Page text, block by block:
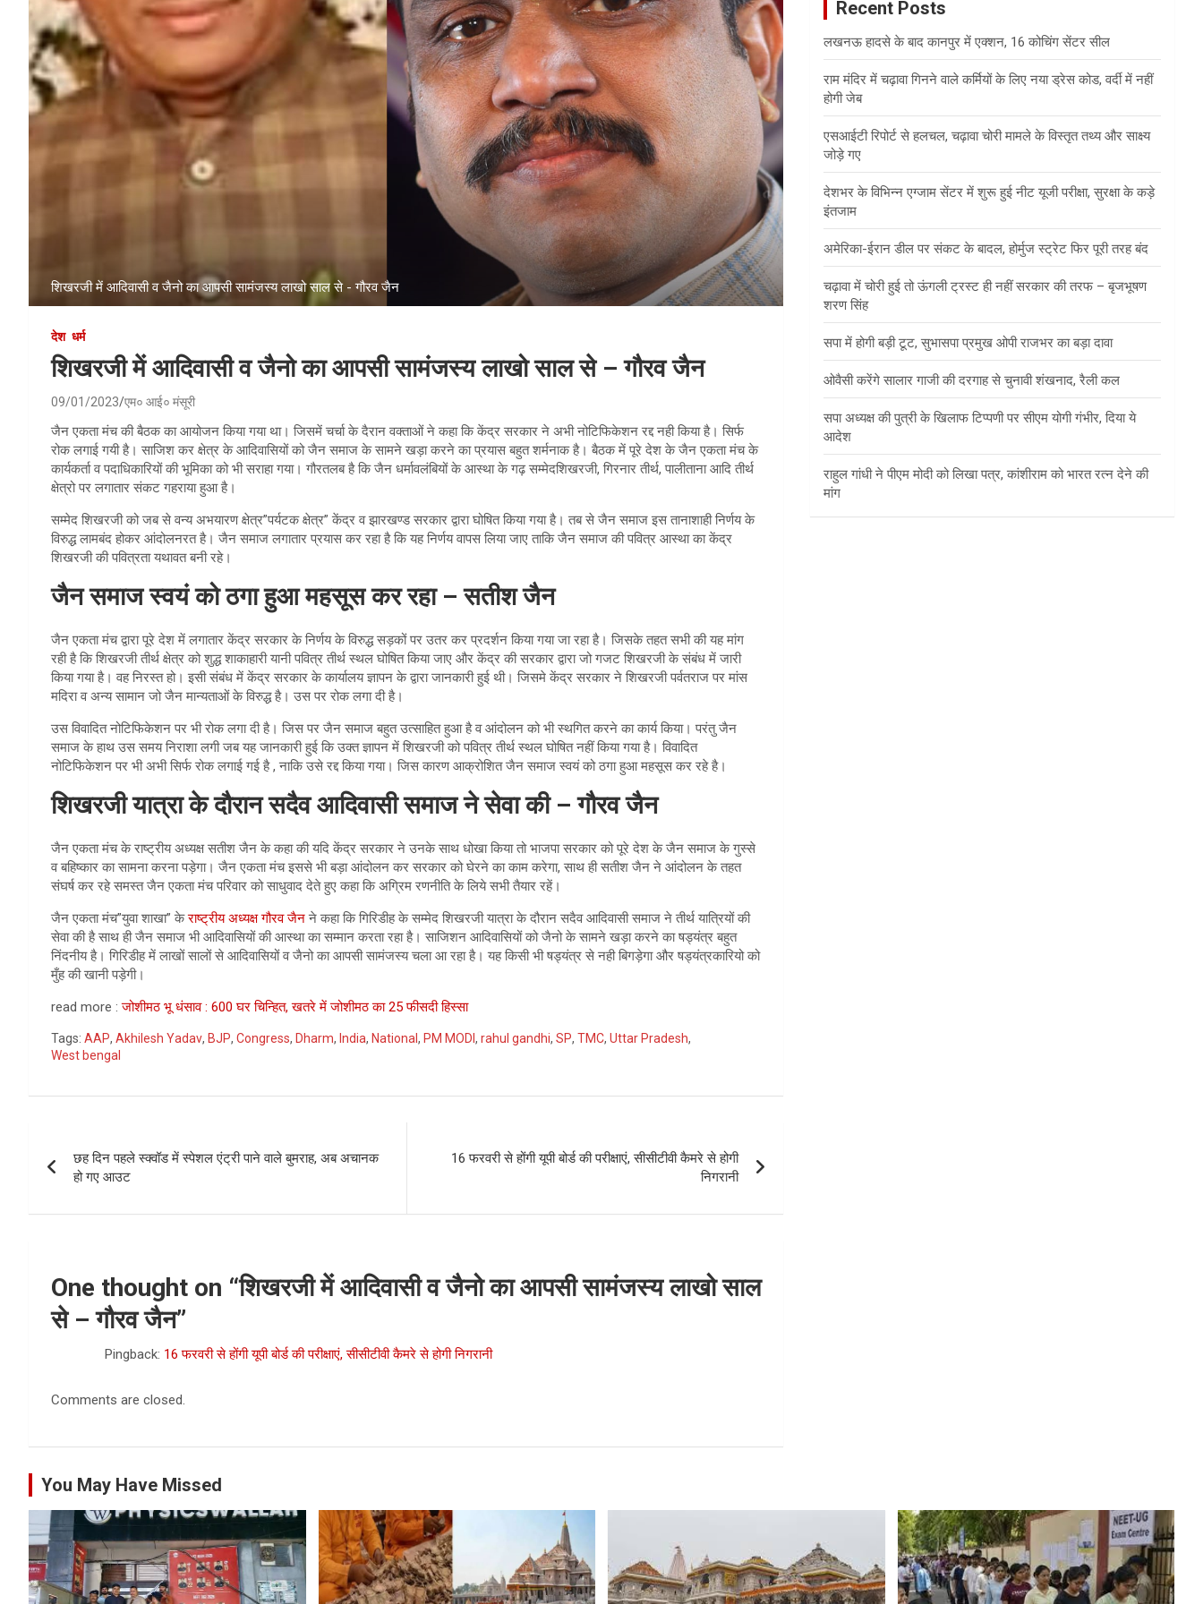
शिखरजी में आदिवासी व जैनो का आपसी सामंजस्य लाखो साल से - गौरव जैन
देश धर्म
शिखरजी में आदिवासी व जैनो का आपसी सामंजस्य लाखो साल से – गौरव जैन
09/01/2023 एम० आई० मंसूरी
जैन एकता मंच की बैठक का आयोजन किया गया था। जिसमें चर्चा के दैरान वक्ताओं ने कहा कि केंद्र सरकार ने अभी नोटिफिकेशन रद्द नही किया है। सिर्फ
रोक लगाई गयी है। साजिश कर क्षेत्र के आदिवासियों को जैन समाज के सामने खड़ा करने का प्रयास बहुत शर्मनाक है। बैठक में पूरे देश के जैन एकता मंच के
कार्यकर्ता व पदाधिकारियों की भूमिका को भी सराहा गया। गौरतलब है कि जैन धर्मावलंबियों के आस्था के गढ़ सम्मेदशिखरजी, गिरनार तीर्थ, पालीताना आदि तीर्थ
क्षेत्रो पर लगातार संकट गहराया हुआ है।
सम्मेद शिखरजी को जब से वन्य अभयारण क्षेत्र”पर्यटक क्षेत्र” केंद्र व झारखण्ड सरकार द्वारा घोषित किया गया है। तब से जैन समाज इस तानाशाही निर्णय के
विरुद्ध लामबंद होकर आंदोलनरत है। जैन समाज लगातार प्रयास कर रहा है कि यह निर्णय वापस लिया जाए ताकि जैन समाज की पवित्र आस्था का केंद्र
शिखरजी की पवित्रता यथावत बनी रहे।
जैन समाज स्वयं को ठगा हुआ महसूस कर रहा – सतीश जैन
जैन एकता मंच द्वारा पूरे देश में लगातार केंद्र सरकार के निर्णय के विरुद्ध सड़कों पर उतर कर प्रदर्शन किया गया जा रहा है। जिसके तहत सभी की यह मांग
रही है कि शिखरजी तीर्थ क्षेत्र को शुद्ध शाकाहारी यानी पवित्र तीर्थ स्थल घोषित किया जाए और केंद्र की सरकार द्वारा जो गजट शिखरजी के संबंध में जारी
किया गया है। वह निरस्त हो। इसी संबंध में केंद्र सरकार के कार्यालय ज्ञापन के द्वारा जानकारी हुई थी। जिसमे केंद्र सरकार ने शिखरजी पर्वतराज पर मांस
मदिरा व अन्य सामान जो जैन मान्यताओं के विरुद्ध है। उस पर रोक लगा दी है।
उस विवादित नोटिफिकेशन पर भी रोक लगा दी है। जिस पर जैन समाज बहुत उत्साहित हुआ है व आंदोलन को भी स्थगित करने का कार्य किया। परंतु जैन
समाज के हाथ उस समय निराशा लगी जब यह जानकारी हुई कि उक्त ज्ञापन में शिखरजी को पवित्र तीर्थ स्थल घोषित नहीं किया गया है। विवादित
नोटिफिकेशन पर भी अभी सिर्फ रोक लगाई गई है , नाकि उसे रद्द किया गया। जिस कारण आक्रोशित जैन समाज स्वयं को ठगा हुआ महसूस कर रहे है।
शिखरजी यात्रा के दौरान सदैव आदिवासी समाज ने सेवा की – गौरव जैन
जैन एकता मंच के राष्ट्रीय अध्यक्ष सतीश जैन के कहा की यदि केंद्र सरकार ने उनके साथ धोखा किया तो भाजपा सरकार को पूरे देश के जैन समाज के गुस्से
व बहिष्कार का सामना करना पड़ेगा। जैन एकता मंच इससे भी बड़ा आंदोलन कर सरकार को घेरने का काम करेगा, साथ ही सतीश जैन ने आंदोलन के तहत
संघर्ष कर रहे समस्त जैन एकता मंच परिवार को साधुवाद देते हुए कहा कि अग्रिम रणनीति के लिये सभी तैयार रहें।
जैन एकता मंच”युवा शाखा” केराष्ट्रीय अध्यक्ष गौरव जैनने कहा कि गिरिडीह के सम्मेद शिखरजी यात्रा के दौरान सदैव आदिवासी समाज ने तीर्थ यात्रियों की
सेवा की है साथ ही जैन समाज भी आदिवासियों की आस्था का सम्मान करता रहा है। साजिशन आदिवासियों को जैनो के सामने खड़ा करने का षड्यंत्र बहुत
निंदनीय है। गिरिडीह में लाखों सालों से आदिवासियों व जैनो का आपसी सामंजस्य चला आ रहा है। यह किसी भी षड्यंत्र से नही बिगड़ेगा और षड्यंत्रकारियो को
मुँह की खानी पड़ेगी।
read more :जोशीमठ भू धंसाव : 600 घर चिन्हित, खतरे में जोशीमठ का 25 फीसदी हिस्सा
Tags: AAP, Akhilesh Yadav, BJP, Congress, Dharm, India, National , PM MODI , rahul gandhi, SP, TMC, Uttar Pradesh,
West bengal
navigation
छह दिन पहले स्क्वॉड में स्पेशल एंट्री पाने वाले बुमराह, अब अचानक
हो गए आउट
16 फरवरी से होंगी यूपी बोर्ड की परीक्षाएं, सीसीटीवी कैमरे से होगी
निगरानी
One thought on “शिखरजी में आदिवासी व जैनो का आपसी सामंजस्य लाखो साल
से – गौरव जैन”
Pingback: 16 फरवरी से होंगी यूपी बोर्ड की परीक्षाएं, सीसीटीवी कैमरे से होगी निगरानी
Comments are closed.
Recent Posts
लखनऊ हादसे के बाद कानपुर में एक्शन, 16 कोचिंग सेंटर सील
राम मंदिर में चढ़ावा गिनने वाले कर्मियों के लिए नया ड्रेस कोड, वर्दी में नहीं
होगी जेब
एसआईटी रिपोर्ट से हलचल, चढ़ावा चोरी मामले के विस्तृत तथ्य और साक्ष्य
जोड़े गए
देशभर के विभिन्न एग्जाम सेंटर में शुरू हुई नीट यूजी परीक्षा, सुरक्षा के कड़े
इंतजाम
अमेरिका-ईरान डील पर संकट के बादल, होर्मुज स्ट्रेट फिर पूरी तरह बंद
चढ़ावा में चोरी हुई तो ऊंगली ट्रस्ट ही नहीं सरकार की तरफ – बृजभूषण
शरण सिंह
सपा में होगी बड़ी टूट, सुभासपा प्रमुख ओपी राजभर का बड़ा दावा
ओवैसी करेंगे सालार गाजी की दरगाह से चुनावी शंखनाद, रैली कल
सपा अध्यक्ष की पुत्री के खिलाफ टिप्पणी पर सीएम योगी गंभीर, दिया ये
आदेश
राहुल गांधी ने पीएम मोदी को लिखा पत्र, कांशीराम को भारत रत्न देने की
मांग
You May Have Missed